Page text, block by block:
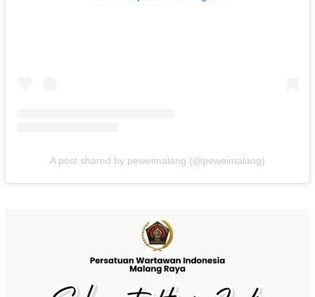
A post shared by peweimalang (@peweimalang)